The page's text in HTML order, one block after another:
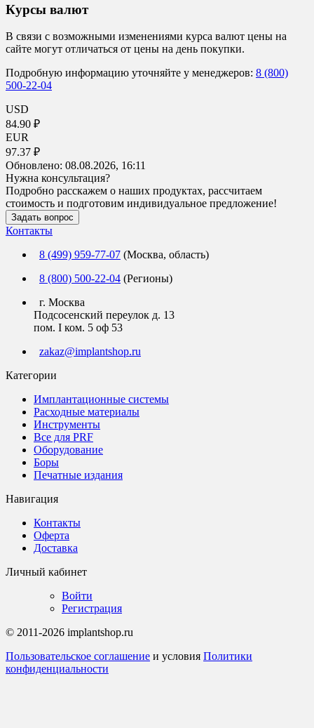
Курсы валют
В связи с возможными изменениями курса валют цены на
сайте могут отличаться от цены на день покупки.
Подробную информацию уточняйте у менеджеров: 8 (800)
500-22-04
USD
84.90 ₽
EUR
97.37 ₽
Обновлено: 08.08.2026, 16:11
Нужна консультация?
Подробно расскажем о наших продуктах, рассчитаем
стоимость и подготовим индивидуальное предложение!
Задать вопрос
Контакты
8 (499) 959-77-07 (Москва, область)
8 (800) 500-22-04 (Регионы)
г. Москва
Подсосенский переулок д. 13
пом. I ком. 5 оф 53
zakaz@implantshop.ru
Категории
Имплантационные системы
Расходные материалы
Инструменты
Все для PRF
Оборудование
Боры
Печатные издания
Навигация
Контакты
Оферта
Доставка
Личный кабинет
Войти
Регистрация
© 2011-2026 implantshop.ru
Пользовательское соглашение и условия Политики
конфиденциальности